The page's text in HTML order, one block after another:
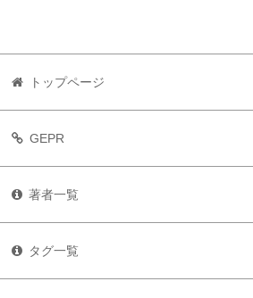
トップページ
GEPR
著者一覧
タグ一覧